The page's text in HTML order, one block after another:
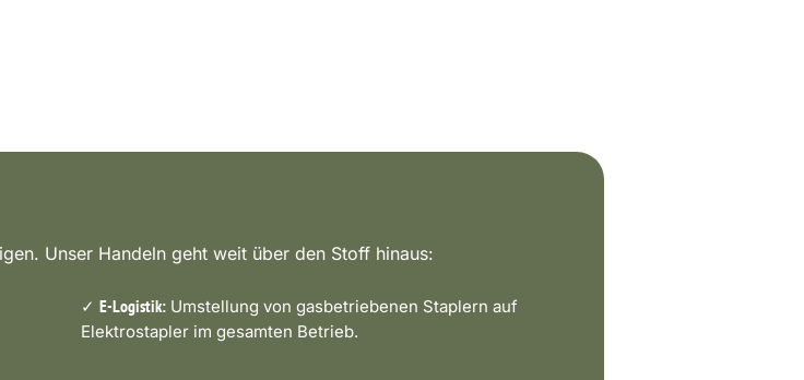
Unser Handeln geht weit über den Stoff hinaus:
✓ E-Logistik: Umstellung von gasbetriebenen Staplern auf
Elektrostapler im gesamten Betrieb.